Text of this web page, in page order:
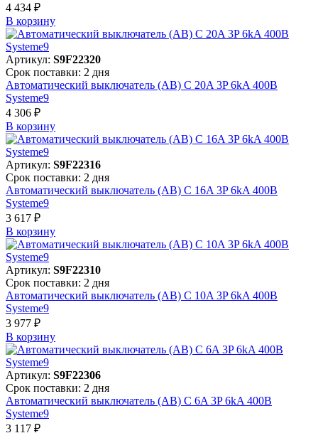
4 434 ₽
В корзинy
Артикул: S9F22320
Срок поставки: 2 дня
Автоматический выключатель (АВ) C 20A 3P 6kA 400В
Systeme9
4 306 ₽
В корзинy
Артикул: S9F22316
Срок поставки: 2 дня
Автоматический выключатель (АВ) C 16A 3P 6kA 400В
Systeme9
3 617 ₽
В корзинy
Артикул: S9F22310
Срок поставки: 2 дня
Автоматический выключатель (АВ) C 10A 3P 6kA 400В
Systeme9
3 977 ₽
В корзинy
Артикул: S9F22306
Срок поставки: 2 дня
Автоматический выключатель (АВ) C 6A 3P 6kA 400В
Systeme9
3 117 ₽